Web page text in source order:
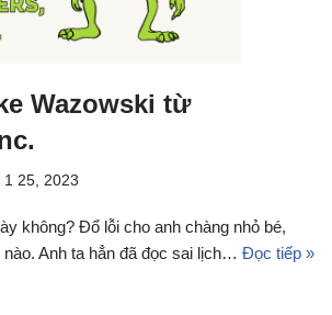
Wazowski từ
1 25, 2023
không? Đổ lỗi cho anh chàng nhỏ bé,
Anh ta hẳn đã đọc sai lịch… Đọc tiếp »